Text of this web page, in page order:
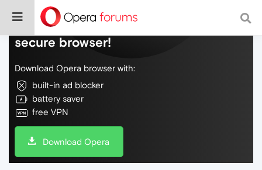
Do more on the web, with a fast and
secure browser!
Download Opera browser with:
built-in ad blocker
battery saver
free VPN
Download Opera